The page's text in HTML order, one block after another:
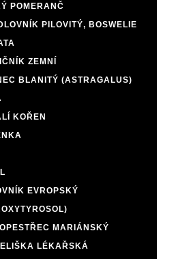
POMERANČ
PILOVITÝ, BOSWELIE
ZEMNÍ
BLANITÝ (ASTRAGALUS)
KOŘEN
EVROPSKÝ
MARIÁNSKÝ
LÉKAŘSKÁ